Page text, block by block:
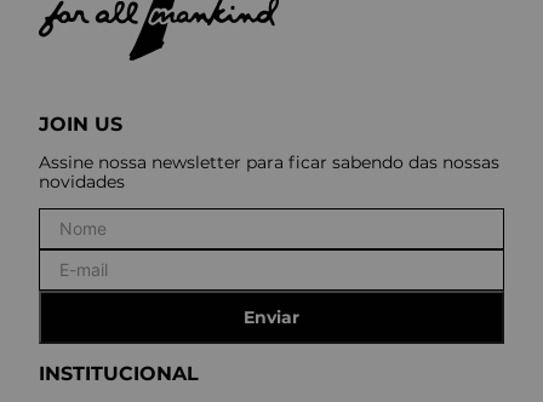
INSTITUCIONAL
JOIN US
Assine nossa newsletter para ficar sabendo das nossas
novidades
Enviar